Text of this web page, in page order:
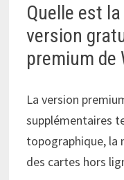
Quelle est
version
premium de
La version
supplémentaires
topographique, la
des cartes hors